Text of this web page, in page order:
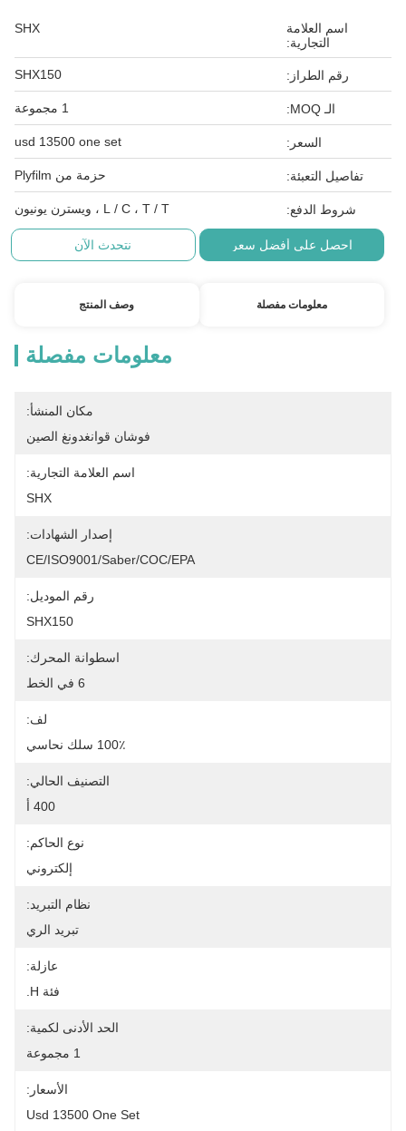
اسم العلامة
التجارية:
SHX
رقم الطراز: SHX150
الـ MOQ: 1 مجموعة
السعر: usd 13500 one set
تفاصيل التعبئة: حزمة من Plyfilm
شروط الدفع: L / C ، T / T ، ويسترن يونيون
احصل على أفضل سعر نتحدث الآن
معلومات مفصلة وصف المنتج
معلومات مفصلة
مكان المنشأ:
فوشان قوانغدونغ الصين
اسم العلامة التجارية:
SHX
إصدار الشهادات:
CE/ISO9001/Saber/COC/EPA
رقم الموديل:
SHX150
اسطوانة المحرك:
6 في الخط
لف:
100٪ سلك نحاسي
التصنيف الحالي:
400 أ
نوع الحاكم:
إلكتروني
نظام التبريد:
تبريد الري
عازلة:
فئة H.
الحد الأدنى لكمية:
1 مجموعة
الأسعار:
Usd 13500 One Set